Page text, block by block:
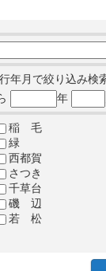
年月で絞り込み検
年
稲 毛
緑
西都賀
さつき
千草台
磯 辺
若 松